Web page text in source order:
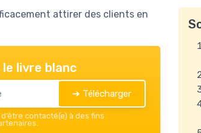
attirer des clients en
livre blanc
➔ Télécharger
contacté(e) à des fins